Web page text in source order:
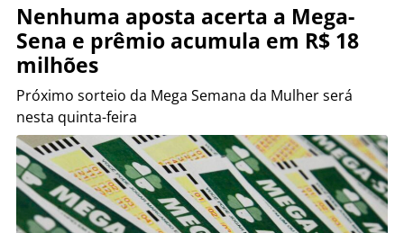
Nenhuma aposta acerta a Mega-
Sena e prêmio acumula em R$ 18
milhões
Próximo sorteio da Mega Semana da Mulher será
nesta quinta-feira